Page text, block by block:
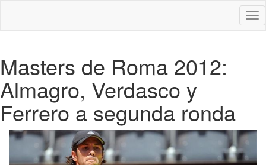
Masters de Roma 2012:
Almagro, Verdasco y
Ferrero a segunda ronda